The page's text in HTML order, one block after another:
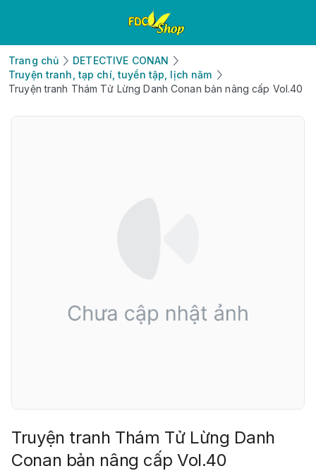
Trang chủ
DETECTIVE CONAN
Truyện tranh, tạp chí, tuyển tập, lịch năm
Truyện tranh Thám Tử Lừng Danh Conan bản nâng cấp Vol.40
Truyện tranh Thám Tử Lừng Danh
Conan bản nâng cấp Vol.40